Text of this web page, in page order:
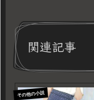
関連記事
その他の小説